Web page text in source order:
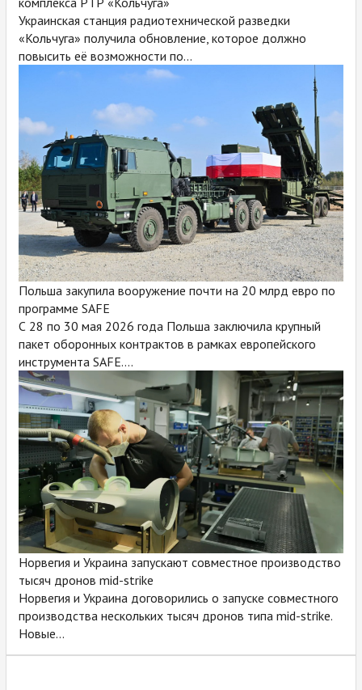
Украинская станция радиотехнической разведки
«Кольчуга» получила обновление, которое должно
повысить её возможности по...
Польша закупила вооружение почти на 20 млрд евро по
программе SAFE
С 28 по 30 мая 2026 года Польша заключила крупный
пакет оборонных контрактов в рамках европейского
инструмента SAFE....
Норвегия и Украина запускают совместное производство
тысяч дронов mid-strike
Норвегия и Украина договорились о запуске совместного
производства нескольких тысяч дронов типа mid-strike.
Новые...